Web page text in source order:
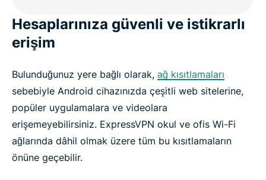
Hesaplarınıza güvenli ve istikrarlı
erişim
Bulunduğunuz yere bağlı olarak, ağ kısıtlamaları
sebebiyle Android cihazınızda çeşitli web sitelerine,
popüler uygulamalara ve videolara
erişemeyebilirsiniz. ExpressVPN okul ve ofis Wi-Fi
ağlarında dâhil olmak üzere tüm bu kısıtlamaların
önüne geçebilir.